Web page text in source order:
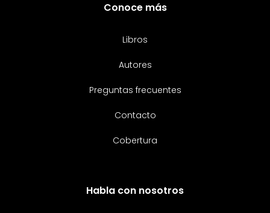
Conoce más
Libros
Autores
Preguntas frecuentes
Contacto
Cobertura
Habla con nosotros